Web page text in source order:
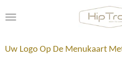
direct
de
Uw Logo Op De Menukaart